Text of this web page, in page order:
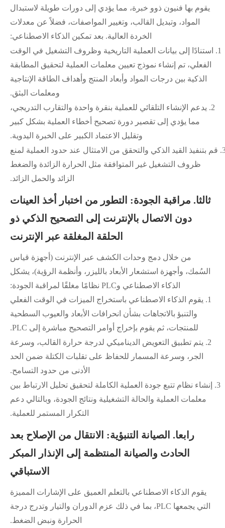
يقوم بها فنيون ذوو خبرة، مما يؤدي إلى دورات طويلة لاستبدال
المواد، وتبديل القالب، وتغيير المواصفات، فضلاً عن معدلات
الخردة العالية. بعد تمكين الذكاء الاصطناعي:
1.
استنادًا إلى بيانات العملية التاريخية وظروف التشغيل في الوقت
الفعلي، تم إنشاء نموذج تعيين معلمات العملية لتحقيق المطابقة
الذكية بين درجات المواد وأبعاد المنتج وأهداف الطاقة الإنتاجية
ومعلمات البثق.
2. يدعم الإنشاء التلقائي للعملية بنقرة واحدة والتقارب التدريجي،
مما يؤدي إلى تقصير دورة تصحيح أخطاء العملية بشكل كبير
وتقليل الاعتماد الكبير على الخبرة اليدوية.
قم بتنفيذ القيد الذكي والتحقق من الامتثال عند حدود العملية لمنع
ظروف التشغيل غير المتوافقة مثل الحرارة الزائدة والضغط
الزائد والحمل الزائد.
ثالثا. مراقبة الجودة: التطور من اختبار أخذ العينات
دون الاتصال بالإنترنت إلى التصحيح الذكي ذو
الحلقة المغلقة عبر الإنترنت
من خلال دمج وحدات الكشف عبر الإنترنت (أجهزة قياس
السُمك، وأجهزة استشعار الأبعاد بالليزر، وأنظمة الرؤية)، يشكل
الذكاء الاصطناعي وPLC نظامًا مغلقًا لمراقبة الجودة:
1. يقوم الذكاء الاصطناعي باستخراج الميزات في الوقت الفعلي
والتنبؤ بالاتجاهات بشأن انحرافات الأبعاد والعيوب السطحية
للمنتجات، ثم يقوم بإخراج أوامر التصحيح مباشرة إلى PLC.
2. يتم تطبيق التعويض الديناميكي لدرجة حرارة القالب، وسرعة
الجر، وسرعة المسمار للحفاظ على تقلبات الكتلة ضمن الحد
الأدنى من حدود التسامح.
3.
إنشاء نظام تتبع جودة العملية الكاملة لتحقيق تحليل الارتباط بين
معلمات العملية والحالة التشغيلية ونتائج الجودة، وبالتالي دعم
التكرار المستمر للعملية.
رابعا. الصيانة التنبؤية: الانتقال من الإصلاح بعد
الحادث والصيانة المنتظمة إلى الإنذار المبكر
الاستباقي
يقوم الذكاء الاصطناعي بالتعلم العميق على الإشارات المميزة
التي يجمعها PLC، بما في ذلك عزم الدوران والتيار وتدرج درجة
الحرارة ونبض الضغط.